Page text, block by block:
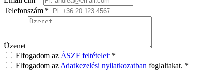
Telefonszám *
Üzenet
Elfogadom az ÁSZF feltételeit *
Elfogadom az Adatkezelési nyilatkozatban foglaltakat. *